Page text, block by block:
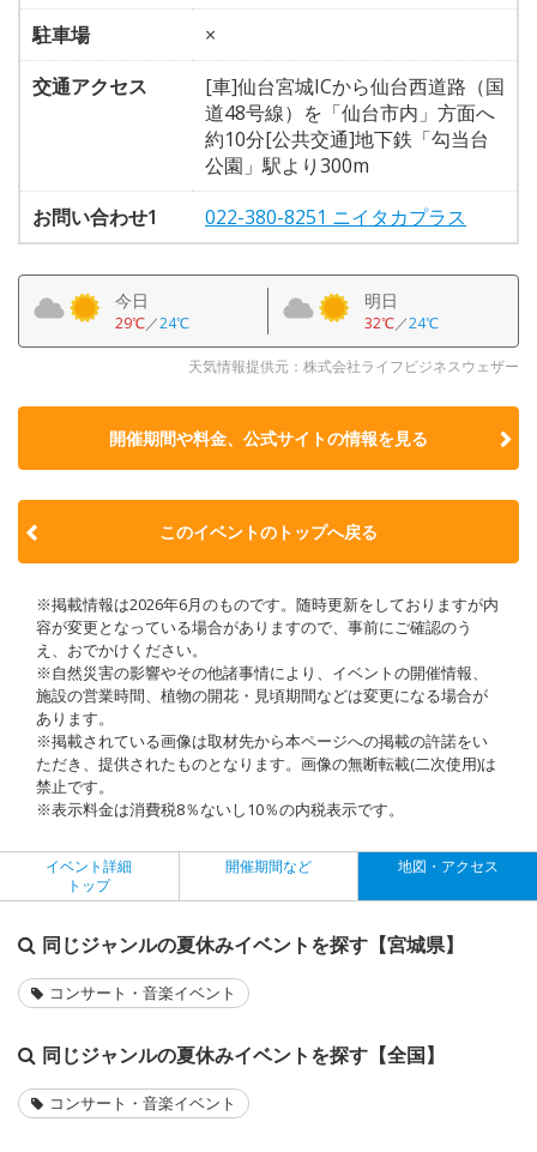
駐車場
×
交通アクセス
[車]仙台宮城ICから仙台西道路（国
道48号線）を「仙台市内」方面へ
約10分[公共交通]地下鉄「勾当台
公園」駅より300m
お問い合わせ1
022-380-8251 ニイタカプラス
今日
29℃／24℃
明日
32℃／24℃
天気情報提供元：株式会社ライフビジネスウェザー
開催期間や料金、公式サイトの情報を見る
このイベントのトップへ戻る
※掲載情報は2026年6月のものです。随時更新をしておりますが内
容が変更となっている場合がありますので、事前にご確認のう
え、おでかけください。
※自然災害の影響やその他諸事情により、イベントの開催情報、
施設の営業時間、植物の開花・見頃期間などは変更になる場合が
あります。
※掲載されている画像は取材先から本ページへの掲載の許諾をい
ただき、提供されたものとなります。画像の無断転載(二次使用)は
禁止です。
※表示料金は消費税8％ないし10％の内税表示です。
イベント詳細
トップ
開催期間など 地図・アクセス
同じジャンルの夏休みイベントを探す【宮城県】
コンサート・音楽イベント
同じジャンルの夏休みイベントを探す【全国】
コンサート・音楽イベント